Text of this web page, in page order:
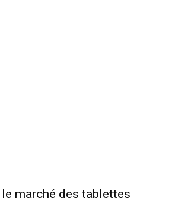
le marché des tablettes